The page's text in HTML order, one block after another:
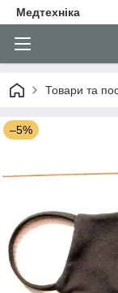
Медтехніка
Товари та
–5%